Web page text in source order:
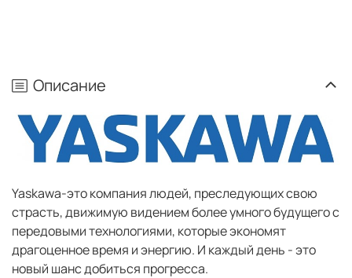
Описание
Yaskawa-это компания людей, преследующих свою
страсть, движимую видением более умного будущего с
передовыми технологиями, которые экономят
драгоценное время и энергию. И каждый день - это
новый шанс добиться прогресса.